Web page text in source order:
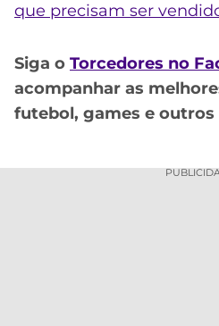
que precisam ser
Siga o Torcedores no
acompanhar as
futebol, games e